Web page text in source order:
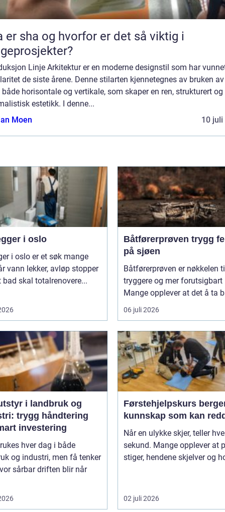
er sha og hvorfor er det så viktig i
Linje Arkitektur er en moderne designstil som har
de siste årene. Denne stilarten kjennetegnes av bruken
både horisontale og vertikale, som skaper en ren, strukturert og
estetikk. I denne...
Moen
10 juli
i oslo
i oslo er et søk mange
vann lekker, avløp stopper
bad skal totalrenovere...
Båtførerprøven trygg ferdsel
på sjøen
Båtførerprøven er nøkkelen
tryggere og mer forutsigbart
Mange opplever at det å ta
06 juli 2026
i landbruk og
trygg håndtering
investering
hver dag i både
og industri, men få tenker
sårbar driften blir når
Førstehjelpskurs
kunnskap som kan
Når en ulykke skjer, teller
sekund. Mange opplever at
stiger, hendene skjelver og
02 juli 2026